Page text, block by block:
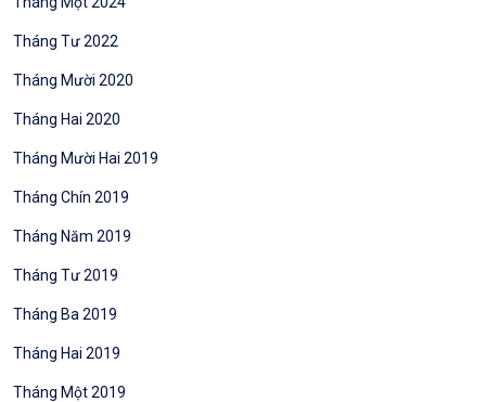
Tháng Tư 2022
Tháng Mười 2020
Tháng Hai 2020
Tháng Mười Hai 2019
Tháng Chín 2019
Tháng Năm 2019
Tháng Tư 2019
Tháng Ba 2019
Tháng Hai 2019
Tháng Một 2019